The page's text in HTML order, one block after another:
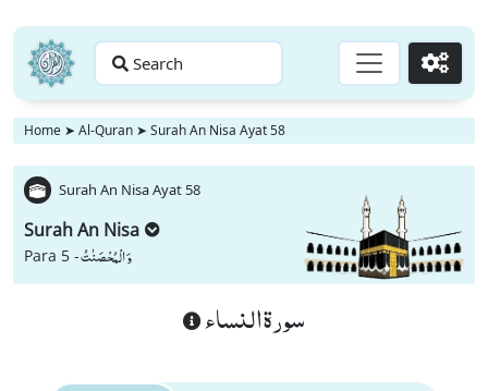
Search Go
Home ➤ Al-Quran ➤ Surah An Nisa Ayat 58
Surah An Nisa Ayat 58
Surah An Nisa
Para 5 -وَ الْمُحْصَنٰتُ
سورة النساء